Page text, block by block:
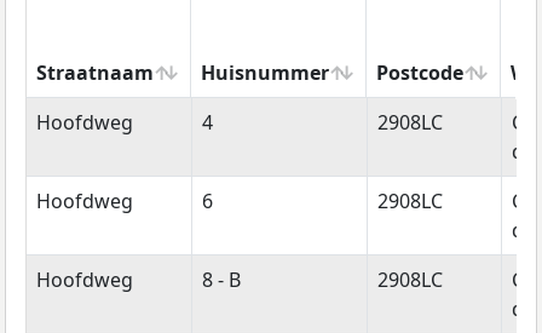
Straatnaam Huisnummer Postcode
Straatnaam
Huisnummer Postcode
Hoofdweg 4 2908LC
Hoofdweg
6 2908LC
Hoofdweg
8 - B 2908LC